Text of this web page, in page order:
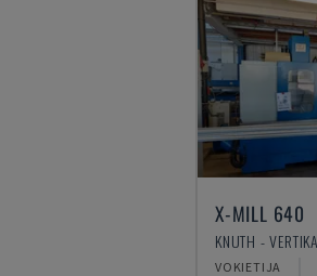
X-MILL 640
VOKIETIJA